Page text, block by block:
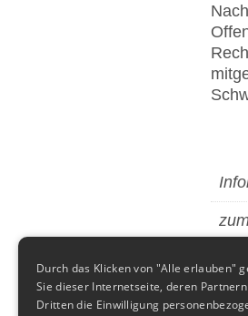
Durch das Klicken von "Alle erlauben"
Sie dieser Internetseite, deren
Dritten die Einwilligung